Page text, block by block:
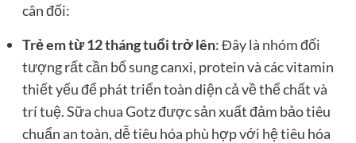
cân đối:
Trẻ em từ 12 tháng tuổi trở lên: Đây là nhóm đối
tượng rất cần bổ sung canxi, protein và các vitamin
thiết yếu để phát triển toàn diện cả về thể chất và
trí tuệ. Sữa chua Gotz được sản xuất đảm bảo tiêu
chuẩn an toàn, dễ tiêu hóa phù hợp với hệ tiêu hóa